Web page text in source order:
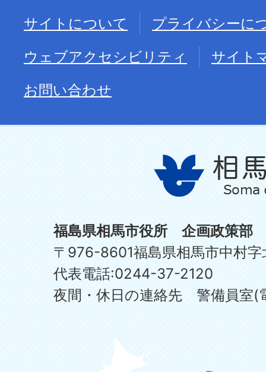
サイトについて
プライバシーに
ウェブアクセシビリティ
サイト
お問い合わせ
福島県相馬市役所 企画政策部
〒976-8601福島県相馬市中村
代表電話:0244-37-2120
夜間・休日の連絡先 警備員室